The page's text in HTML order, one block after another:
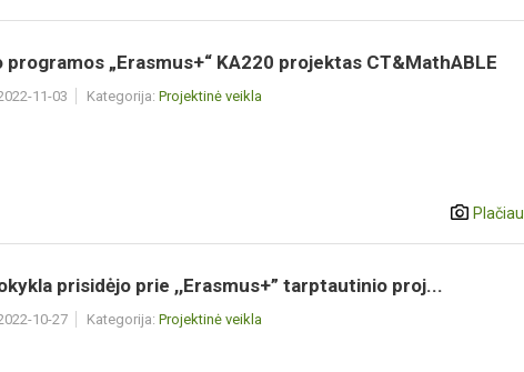
„Erasmus+“ KA220 projektas CT&MathABLE
11-03 Kategorija: Projektinė veikla
Plačiau
prisidėjo prie ,,Erasmus+” tarptautinio proj...
10-27 Kategorija: Projektinė veikla